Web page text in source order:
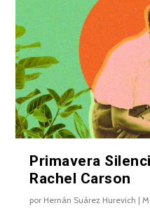
Primavera
Rachel Carson
por Hernán Suárez Hurevich |